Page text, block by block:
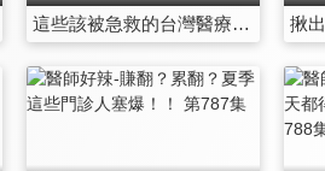
這些該被急救的台灣醫療數據？！ 第776集